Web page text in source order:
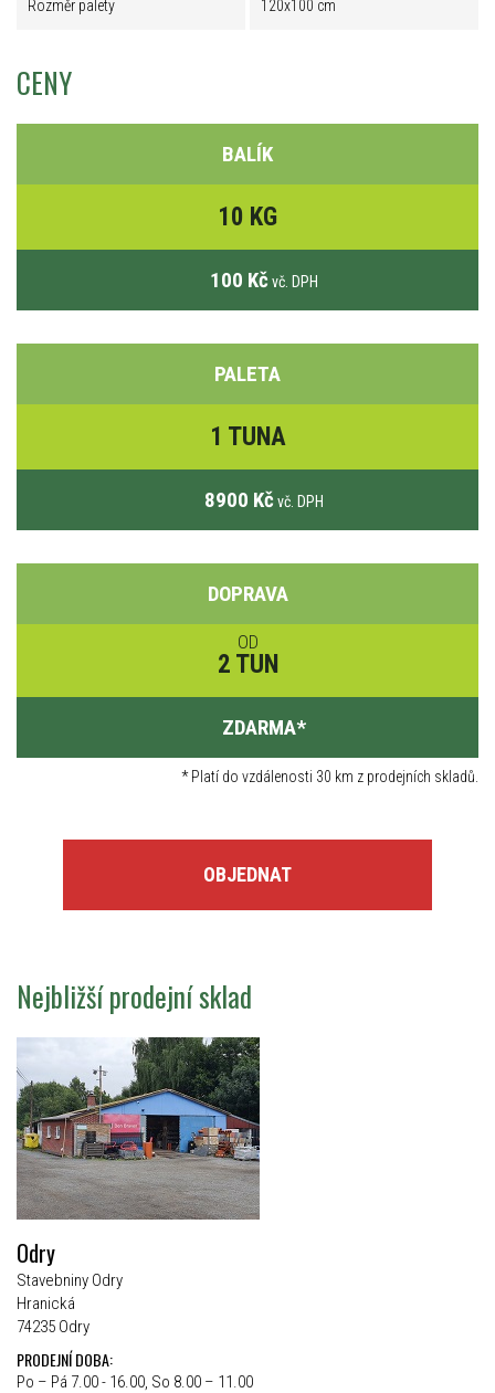
Rozměr palety 120x100 cm
CENY
BALÍK
10 KG
100 Kč vč. DPH
PALETA
1 TUNA
8900 Kč vč. DPH
DOPRAVA
OD
2 TUN
ZDARMA*
*Platí do vzdálenosti 30 km z prodejních skladů.
OBJEDNAT
Nejbližší prodejní sklad
Odry
Stavebniny Odry
Hranická
74235 Odry
PRODEJNÍ DOBA:
Po – Pá 7.00 - 16.00, So 8.00 – 11.00